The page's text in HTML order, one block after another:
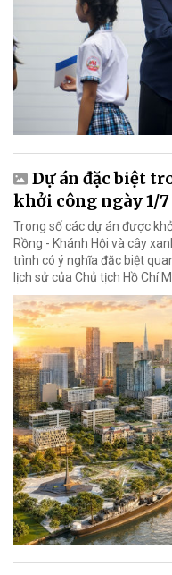
Dự án đặc biệt
khởi công ngày 1/
Trong số các dự án được
Rồng - Khánh Hội và cây
trình có ý nghĩa đặc biệt
lịch sử của Chủ tịch Hồ Chí